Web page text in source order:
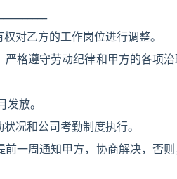
乙方的工作岗位进行调整。
遵守劳动纪律和甲方的各项治
放。
况和公司考勤制度执行。
周通知甲方，协商解决，否则